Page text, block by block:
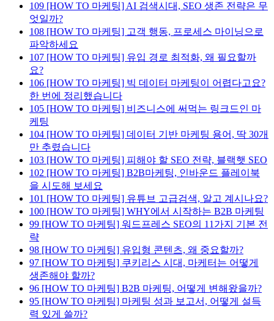
109 [HOW TO 마케팅] AI 검색시대, SEO 생존 전략은 무
엇일까?
108 [HOW TO 마케팅] 고객 행동, 프로세스 마이닝으로
파악하세요
107 [HOW TO 마케팅] 유입 경로 최적화, 왜 필요할까
요?
106 [HOW TO 마케팅] 빅 데이터 마케팅이 어렵다고요?
한 번에 정리했습니다
105 [HOW TO 마케팅] 비즈니스에 써먹는 링크드인 마
케팅
104 [HOW TO 마케팅] 데이터 기반 마케팅 용어, 딱 30개
만 추렸습니다
103 [HOW TO 마케팅] 피해야 할 SEO 전략, 블랙햇 SEO
102 [HOW TO 마케팅] B2B마케팅, 인바운드 플레이북
을 시도해 보세요
101 [HOW TO 마케팅] 유튜브 고급검색, 알고 계시나요?
100 [HOW TO 마케팅] WHY에서 시작하는 B2B 마케팅
99 [HOW TO 마케팅] 워드프레스 SEO의 11가지 기본 전
략
98 [HOW TO 마케팅] 유입형 콘텐츠, 왜 중요할까?
97 [HOW TO 마케팅] 쿠키리스 시대, 마케터는 어떻게
생존해야 할까?
96 [HOW TO 마케팅] B2B 마케팅, 어떻게 변해왔을까?
95 [HOW TO 마케팅] 마케팅 성과 보고서, 어떻게 설득
력 있게 쓸까?